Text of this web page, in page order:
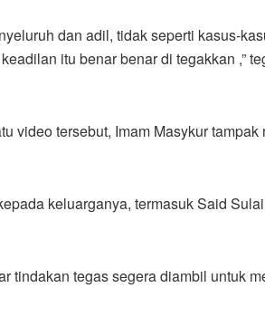
dan adil, tidak seperti kasus-
itu benar benar di tegakkan ,”
video tersebut, Imam Masykur
keluarganya, termasuk Said
tindakan tegas segera diambil untuk